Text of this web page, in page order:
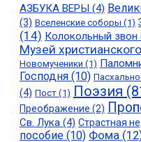
АЗБУКА ВЕРЫ (4)
(3) Вселенские соборы (1)
(14) Колокольный звон
Музей
Новомученики (1)
Господня (10)
(4) Пост (1) Поэзия
Преображение (2)
Св. Лука (4) Страстная
пособие (10) Фома